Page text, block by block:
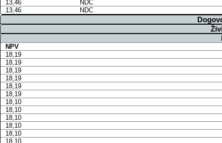
13,46
NDC
13,46
NDC
NPV
18,19
18,19
18,19
18,19
18,19
18,19
18,10
18,10
18,10
18,10
18,10
18,10